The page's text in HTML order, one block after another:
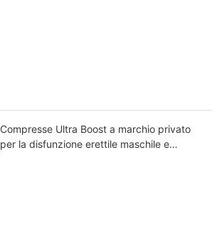
Compresse Ultra Boost a marchio privato
per la disfunzione erettile maschile e